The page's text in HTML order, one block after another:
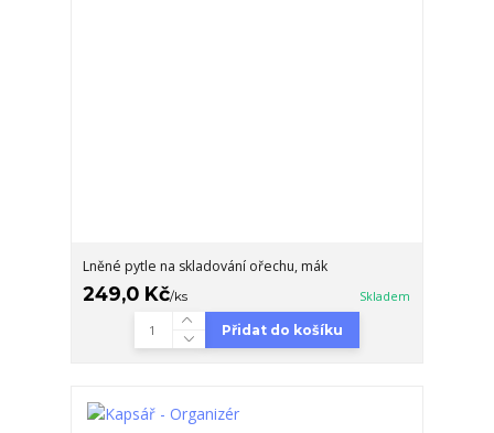
Lněné pytle na skladování ořechu, mák
249,0 Kč/ks Skladem
Přidat do košíku